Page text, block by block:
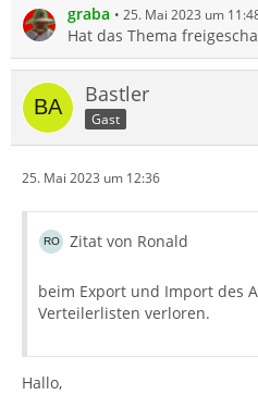
graba 25. Mai 2023 um
Hat das Thema
Bastler
Gast
25. Mai 2023 um 12:36
Zitat von Ronald
beim Export und Import des
Verteilerlisten verloren.
Hallo,